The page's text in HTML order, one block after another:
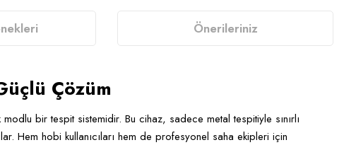
Önerileriniz
Çözüm
bir tespit sistemidir. Bu cihaz, sadece metal tespitiyle sınırlı
Hem hobi kullanıcıları hem de profesyonel saha ekipleri için